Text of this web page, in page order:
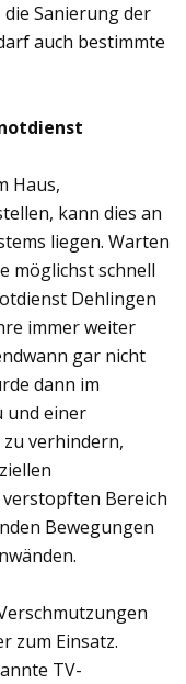
Sanierung der
auch bestimmte
Haus,
kann dies an
liegen. Warten
möglichst schnell
Dehlingen
immer weiter
gar nicht
dann im
und einer
verhindern,
Bereich
Bewegungen
zum Einsatz.
TV-